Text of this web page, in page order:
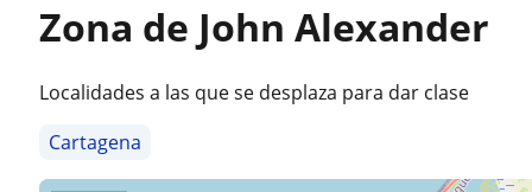
Zona de John Alexander
Localidades a las que se desplaza para dar clase
Cartagena